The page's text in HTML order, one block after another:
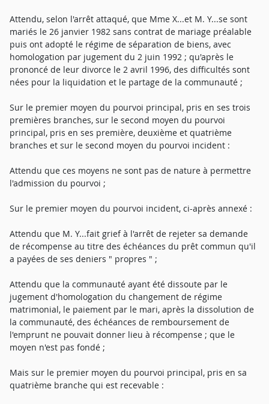
Attendu, selon l'arrêt attaqué, que Mme X...et M. Y...se sont
mariés le 26 janvier 1982 sans contrat de mariage préalable
puis ont adopté le régime de séparation de biens, avec
homologation par jugement du 2 juin 1992 ; qu'après le
prononcé de leur divorce le 2 avril 1996, des difficultés sont
nées pour la liquidation et le partage de la communauté ;
Sur le premier moyen du pourvoi principal, pris en ses trois
premières branches, sur le second moyen du pourvoi
principal, pris en ses première, deuxième et quatrième
branches et sur le second moyen du pourvoi incident :
Attendu que ces moyens ne sont pas de nature à permettre
l'admission du pourvoi ;
Sur le premier moyen du pourvoi incident, ci-après annexé :
Attendu que M. Y...fait grief à l'arrêt de rejeter sa demande
de récompense au titre des échéances du prêt commun qu'il
a payées de ses deniers " propres " ;
Attendu que la communauté ayant été dissoute par le
jugement d'homologation du changement de régime
matrimonial, le paiement par le mari, après la dissolution de
la communauté, des échéances de remboursement de
l'emprunt ne pouvait donner lieu à récompense ; que le
moyen n'est pas fondé ;
Mais sur le premier moyen du pourvoi principal, pris en sa
quatrième branche qui est recevable :